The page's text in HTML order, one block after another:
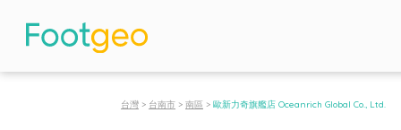
台灣 > 台南市 > 南區 > 歐新力奇旗艦店 Oceanrich Global Co., Ltd.